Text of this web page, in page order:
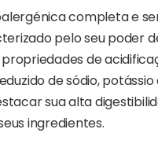
completa e
pelo seu poder
de
de sódio,
sua alta
ingredientes.